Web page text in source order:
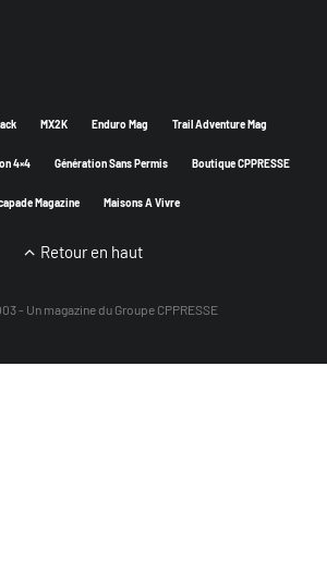
MX2K Enduro Mag Trail Adventure Mag
4×4 Génération Sans Permis Boutique CPPRESSE
Magazine Maisons A Vivre
Retour en haut
- Un magazine du Groupe CPPRESSE